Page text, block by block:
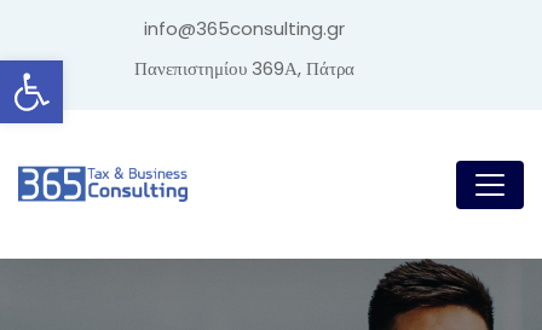
Ανοίξτε τη γραμμή εργαλείων
info@365consulting.gr
Πανεπιστημίου 369Α, Πάτρα